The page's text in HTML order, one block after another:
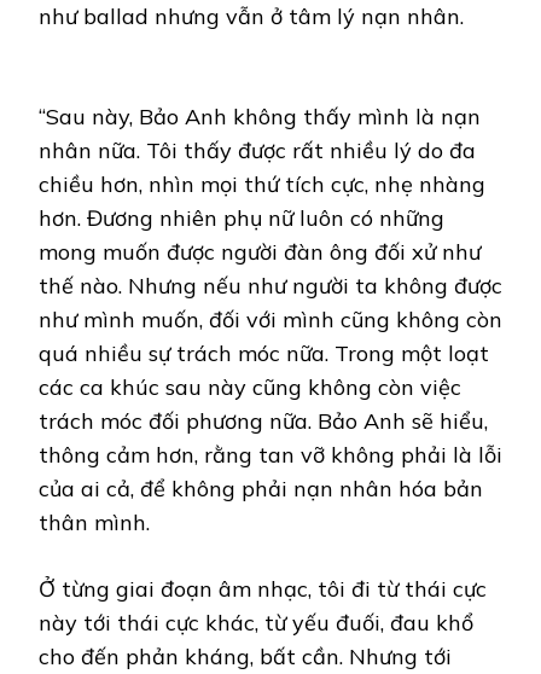
như ballad nhưng vẫn ở tâm lý nạn nhân.
“Sau này, Bảo Anh không thấy mình là nạn
nhân nữa. Tôi thấy được rất nhiều lý do đa
chiều hơn, nhìn mọi thứ tích cực, nhẹ nhàng
hơn. Đương nhiên phụ nữ luôn có những
mong muốn được người đàn ông đối xử như
thế nào. Nhưng nếu như người ta không được
như mình muốn, đối với mình cũng không còn
quá nhiều sự trách móc nữa. Trong một loạt
các ca khúc sau này cũng không còn việc
trách móc đối phương nữa. Bảo Anh sẽ hiểu,
thông cảm hơn, rằng tan vỡ không phải là lỗi
của ai cả, để không phải nạn nhân hóa bản
thân mình.
Ở từng giai đoạn âm nhạc, tôi đi từ thái cực
này tới thái cực khác, từ yếu đuối, đau khổ
cho đến phản kháng, bất cần. Nhưng tới